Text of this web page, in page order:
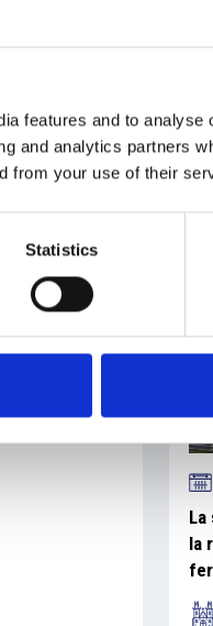
features and to analyse
and analytics partners
from your use of their
Statistics
la